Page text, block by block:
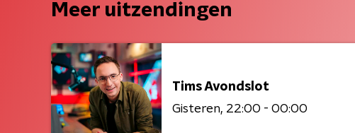
Meer uitzendingen
Tims Avondslot
Gisteren 22:00 - 00:00